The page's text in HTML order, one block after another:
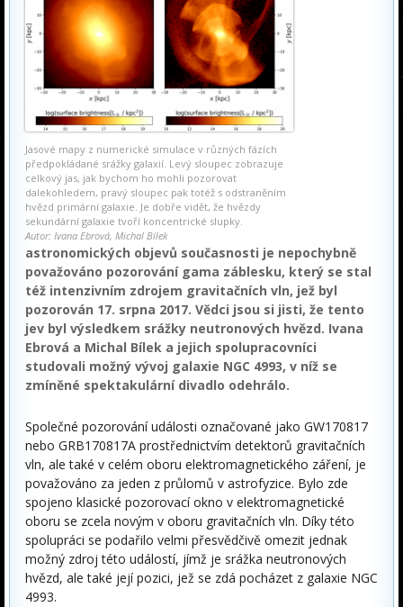
Jasové mapy z numerické simulace v různých fázích
předpokládané srážky galaxií. Levý sloupec zobrazuje
celkový jas, jak bychom ho mohli pozorovat
dalekohledem, pravý sloupec pak totéž s odstraněním
hvězd primární galaxie. Je dobře vidět, že hvězdy
sekundární galaxie tvoří koncentrické slupky.
Autor: Ivana Ebrová, Michal Bílek
astronomických objevů současnosti je nepochybně
považováno pozorování gama záblesku, který se stal
též intenzivním zdrojem gravitačních vln, jež byl
pozorován 17. srpna 2017. Vědci jsou si jisti, že tento
jev byl výsledkem srážky neutronových hvězd. Ivana
Ebrová a Michal Bílek a jejich spolupracovníci
studovali možný vývoj galaxie NGC 4993, v níž se
zmíněné spektakulární divadlo odehrálo.
Společné pozorování události označované jako GW170817
nebo GRB170817A prostřednictvím detektorů gravitačních
vln, ale také v celém oboru elektromagnetického záření, je
považováno za jeden z průlomů v astrofyzice. Bylo zde
spojeno klasické pozorovací okno v elektromagnetické
oboru se zcela novým v oboru gravitačních vln. Díky této
spolupráci se podařilo velmi přesvědčivě omezit jednak
možný zdroj této událostí, jímž je srážka neutronových
hvězd, ale také její pozici, jež se zdá pocházet z galaxie NGC
4993.